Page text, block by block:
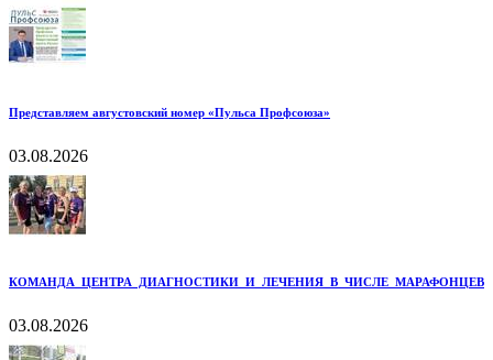
Представляем августовский номер «Пульса Профсоюза»
03.08.2026
КОМАНДА ЦЕНТРА ДИАГНОСТИКИ И ЛЕЧЕНИЯ В ЧИСЛЕ МАРАФОНЦЕВ
03.08.2026